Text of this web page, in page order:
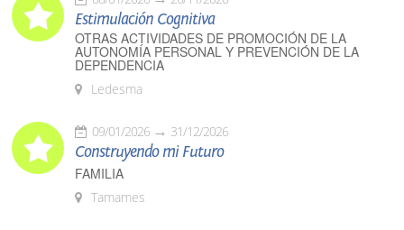
Estimulación Cognitiva
OTRAS ACTIVIDADES DE PROMOCIÓN DE LA
AUTONOMÍA PERSONAL Y PREVENCIÓN DE LA
DEPENDENCIA
Ledesma
09/01/2026 31/12/2026
Construyendo mi Futuro
FAMILIA
Tamames